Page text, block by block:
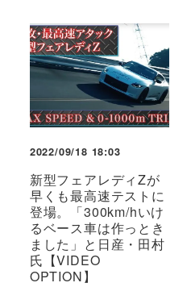
2022/09/18 18:03
新型フェアレディZが
早くも最高速テストに
登場。「300km/hいけ
るベース車は作っとき
ました」と日産・田村
氏【VIDEO
OPTION】